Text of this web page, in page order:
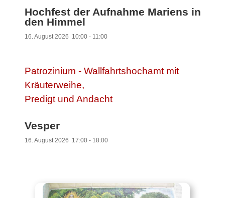
Hochfest der Aufnahme Mariens in
den Himmel
16. August 2026 10:00 - 11:00
Patrozinium - Wallfahrtshochamt mit
Kräuterweihe,
Predigt und Andacht
Vesper
16. August 2026 17:00 - 18:00